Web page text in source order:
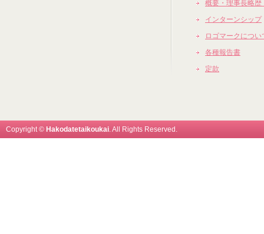
概要・理事長略歴
インターンシップ
ロゴマークについ
各種報告書
定款
Copyright © Hakodatetaikoukai. All Rights Reserved.